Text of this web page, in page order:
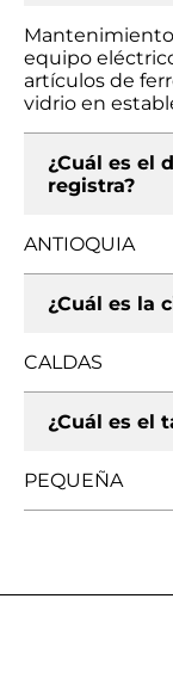
Mantenimiento
equipo
artículos de
vidrio en
¿Cuál es el
registra?
ANTIOQUIA
¿Cuál es la
CALDAS
¿Cuál es el
PEQUEÑA